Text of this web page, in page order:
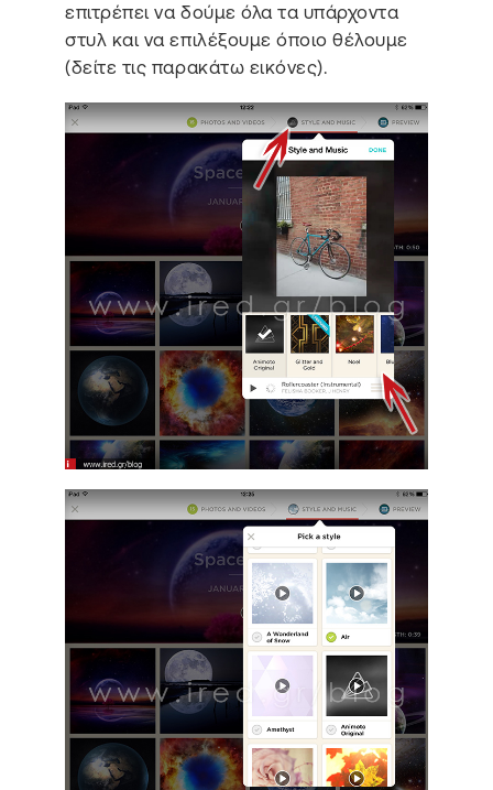
επιτρέπει να δούμε όλα τα υπάρχοντα
στυλ και να επιλέξουμε όποιο θέλουμε
(δείτε τις παρακάτω εικόνες).